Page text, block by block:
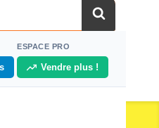
ESPACE PRO
Vendre plus !